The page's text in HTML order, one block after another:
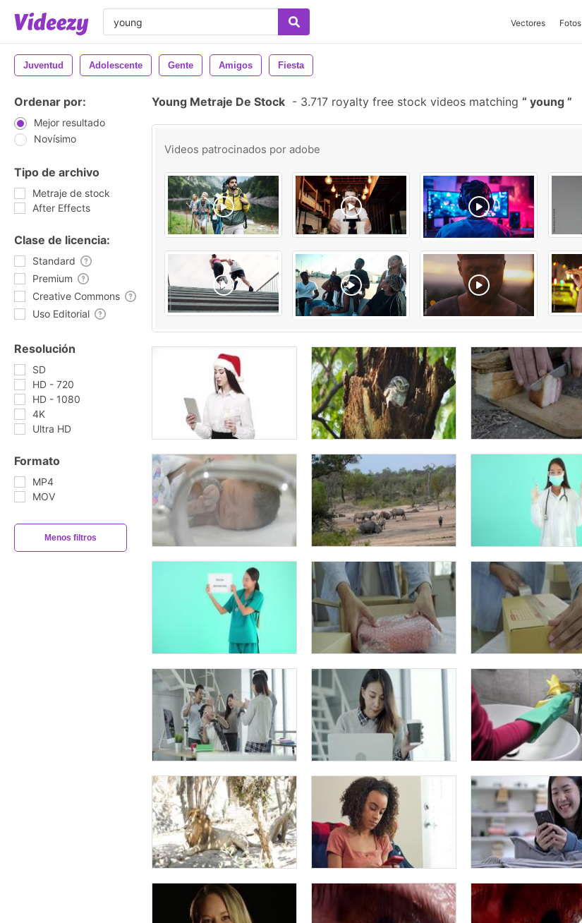
Vectores Fotos
Juventud Adolescente Gente Amigos Fiesta
Ordenar por:
Mejor resultado
Novísimo
Tipo de archivo
Metraje de stock
After Effects
Clase de licencia:
Standard
Premium
Creative Commons
Uso Editorial
Resolución
SD
HD - 720
HD - 1080
4K
Ultra HD
Formato
MP4
MOV
Menos filtros
Young Metraje De Stock - 3.717 royalty free stock videos matching young
Videos patrocinados por adobe